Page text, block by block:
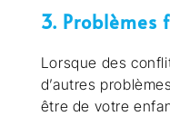
3. Problèmes
Lorsque des
d’autres
être de votre